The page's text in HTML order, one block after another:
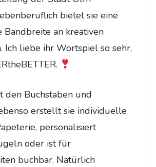
bietet sie eine
Bandbreite an kreativen
Ich liebe ihr Wortspiel so sehr,
den Buchstaben und
erstellt sie individuelle
personalisiert
oder ist für
buchbar. Natürlich